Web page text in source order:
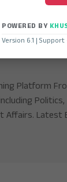
Platform
Politics,
Affairs. Latest
POWERED BY
Version 6.1 |